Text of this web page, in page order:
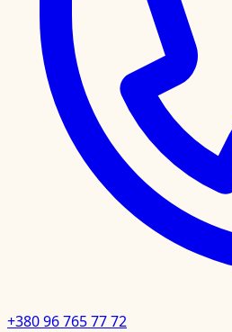
+380 96 765 77 72